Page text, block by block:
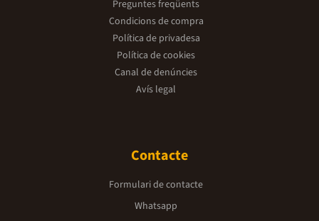
Preguntes freqüents
Condicions de compra
Política de privadesa
Política de cookies
Canal de denúncies
Avís legal
Contacte
Formulari de contacte
Whatsapp